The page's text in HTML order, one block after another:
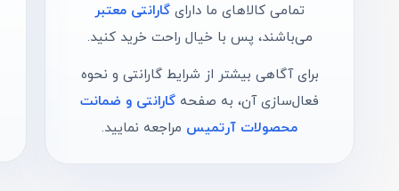
تمامی کالاهای ما دارای گارانتی معتبر
می‌باشند، پس با خیال راحت خرید کنید.
برای آگاهی بیشتر از شرایط گارانتی و نحوه
فعال‌سازی آن، به صفحه گارانتی و ضمانت
محصولات آرتمیس مراجعه نمایید.